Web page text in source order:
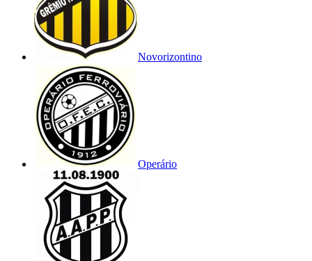
Novorizontino
Operário